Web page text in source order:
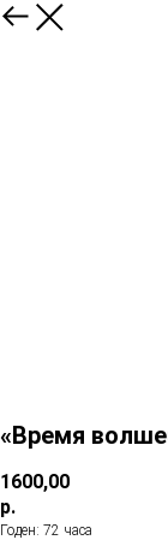
«Время
1600,00
р.
Годен: 72 часа